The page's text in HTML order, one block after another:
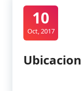
10
Oct, 2017
Ubicacion